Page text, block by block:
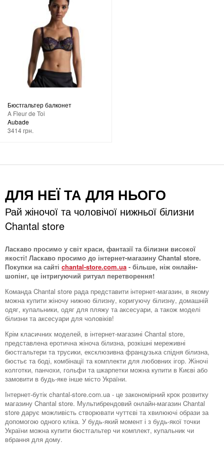
Бюстгальтер балконет
A Fleur de Toi
Aubade
3414 грн.
ДЛЯ НЕЇ ТА ДЛЯ НЬОГО
Рай жіночої та чоловічої нижньої білизни
Chantal store
Ласкаво просимо у світ краси, фантазії та білизни високої
якості! Ласкаво просимо до інтернет-магазину Chantal store.
Покупки на сайті chantal-store.com.ua - більше, ніж онлайн-
шопінг, це інтригуючий ритуал перетворення!
Команда Chantal store рада представити інтернет-магазин, в якому
можна купити жіночу нижню білизну, коригуючу білизну, домашній
одяг, купальники, одяг для пляжу та аксесуари, а також моделі
білизни та аксесуари для чоловіків!
Крім класичних моделей, в інтернет-магазині Chantal store,
представлена ​​еротична жіноча білизна, розкішні мереживні
бюстгальтери та трусики, ексклюзивна французька спідня білизна,
бюстьє та боді, комбінації та комплекти для любовних ігор. Жіночі
колготки, панчохи, гольфи та шкарпетки можна купити в Києві або
замовити в будь-яке інше місто України.
Інтернет-бутік chantal-store.com.ua - це закономірний крок розвитку
магазину Chantal store. Мультибрендовий онлайн-магазин Chantal
store дарує можливість створювати чуттєві та хвилюючі образи за
допомогою одного кліка. У будь-який момент і з будь-якої точки
України можна купити бюстгальтер чи комплект, купальник чи
вбрання для дому.